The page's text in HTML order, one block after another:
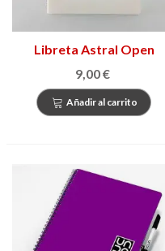
Libreta Astral Open
Arms
9,00 €
Añadir al carrito